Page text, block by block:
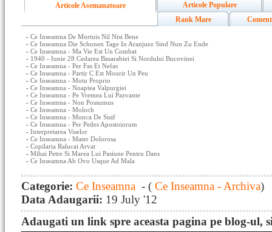
Articole Asemanatoare
Articole Populare
Rank Mare
- Ce Inseamna De Mortuis Nil Nisi Bene
- Ce Inseamna Die Schonen Tage In Aranjuez Sind Nun Zu Ende
- Ce Inseamna - Ma Vie Est Un Combat
- 1940 - Iunie 28 Cedarea Basarabiei Si Nordului Bucovinei
- Ce Inseamna - Per Fas Et Nefas
- Ce Inseamna - Partir C Est Mourir Un Peu
- Ce Inseamna - Motu Proprio
- Ce Inseamna - Noaptea Valpurgiei
- Ce Inseamna - Pe Vremea Lui Pazvante
- Ce Inseamna - Non Possumus
- Ce Inseamna - Moloch
- Ce Inseamna - Munca De Sisif
- Ce Inseamna - Per Pedes Apostoiorum
- Interpretarea Viselor
- Ce Inseamna - Mater Dolorosa
- Copilaria Ralucai Arvat
- Mihai Petre Si Marea Lui Pasiune Pentru Dans
- Ce Inseamna Ab Ovo Usque Ad Mala
Categorie: Ce Inseamna - ( Ce Inseamna - Archiva)
Data Adaugarii: 19 July '12
Adaugati un link spre aceasta pagina pe blog-ul,